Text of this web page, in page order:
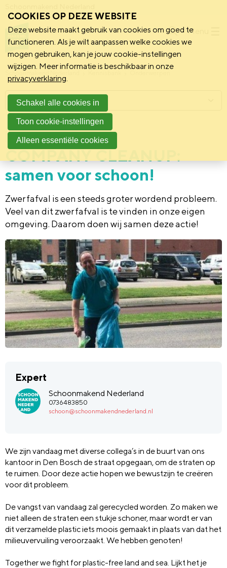
Menu
Schoonmakend Nederland
Vereniging 29 juni 2021
COMPANY CLEANUP:
samen voor schoon!
Zwerfafval is een steeds groter wordend probleem.
Veel van dit zwerfafval is te vinden in onze eigen
omgeving. Daarom doen wij samen deze actie!
Expert
Schoonmakend Nederland
0736483850
schoon@schoonmakendnederland.nl
We zijn vandaag met diverse collega’s in de buurt van ons
kantoor in Den Bosch de straat opgegaan, om de straten op
te ruimen. Door deze actie hopen we bewustzijn te creëren
voor dit probleem.
De vangst van vandaag zal gerecycled worden. Zo maken we
niet alleen de straten een stukje schoner, maar wordt er van
dit verzamelde plastic iets moois gemaakt in plaats van dat het
milieuvervuiling veroorzaakt. We hebben genoten!
Together we fight for plastic-free land and sea. Lijkt het je
Menu
COOKIES OP DEZE WEBSITE
Deze website maakt gebruik van cookies om goed te
functioneren. Als je wilt aanpassen welke cookies we
mogen gebruiken, kan je jouw cookie-instellingen
wijzigen. Meer informatie is beschikbaar in onze
privacyverklaring.
Schakel alle cookies in
Toon cookie-instellingen
Alleen essentiële cookies